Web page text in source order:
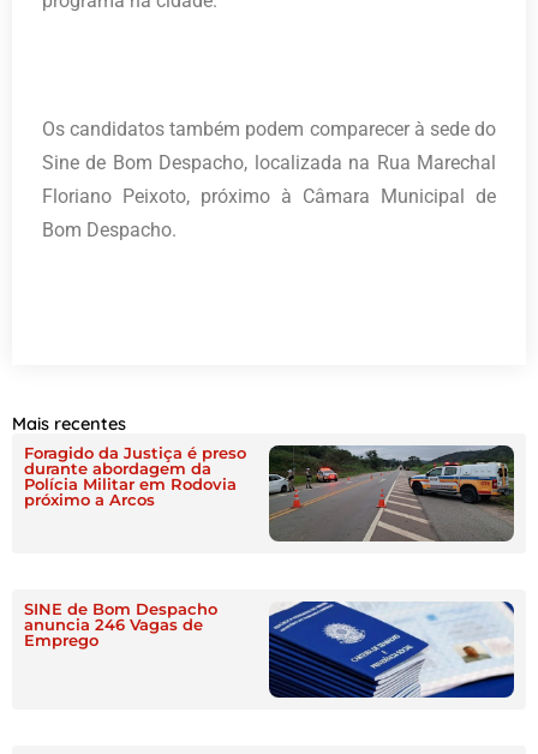
Os candidatos também podem comparecer à sede do
Sine de Bom Despacho, localizada na Rua Marechal
Floriano Peixoto, próximo à Câmara Municipal de
Bom Despacho.
Mais recentes
Foragido da Justiça é preso
durante abordagem da
Polícia Militar em Rodovia
próximo a Arcos
SINE de Bom Despacho
anuncia 246 Vagas de
Emprego